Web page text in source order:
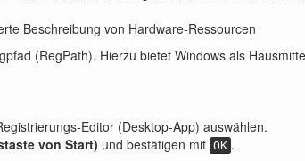
Beschreibung von Hardware-Ressourcen
(RegPath). Hierzu bietet Windows als
Editor (Desktop-App) auswählen.
von Start) und bestätigen mit OK .